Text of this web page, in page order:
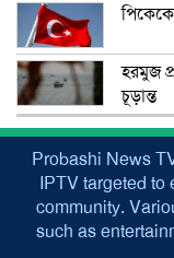
হরমুজ
চূড়ান্ত
Probashi News
IPTV targeted to
community.
such as